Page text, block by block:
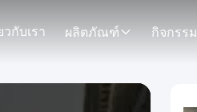
วกับเรา ผลิตภัณฑ์ กิจกรรม